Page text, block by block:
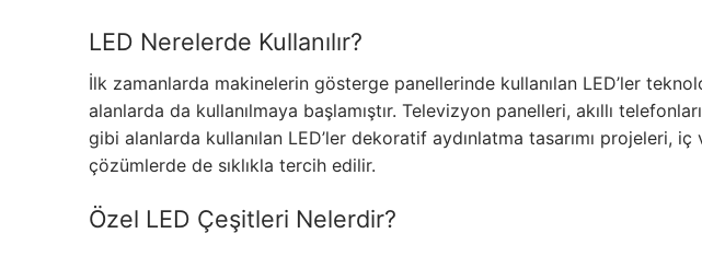
LED Profilleri
Alüminyum LED Profilleri
Plastik LED Profilleri
LED Nerelerde Kullanılır?
İlk zamanlarda makinelerin gösterge panellerinde kullanılan LED’ler
alanlarda da kullanılmaya başlamıştır. Televizyon panelleri, akıllı
gibi alanlarda kullanılan LED’ler dekoratif aydınlatma tasarımı projeleri, iç
çözümlerde de sıklıkla tercih edilir.
Özel LED Çeşitleri Nelerdir?